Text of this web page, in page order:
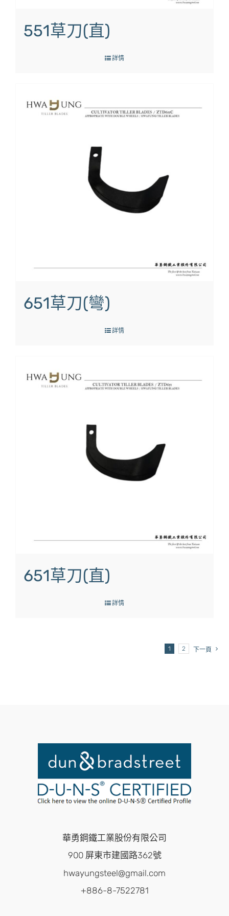
551草刀(直)
詳情
651草刀(彎)
詳情
651草刀(直)
詳情
1 2 下一頁
華勇鋼鐵工業股份有限公司
900 屏東市建國路362號
hwayungsteel@gmail.com
+886-8-7522781